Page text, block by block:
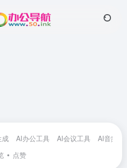
成 AI办公工具 AI会议工具
AI音频工
点赞